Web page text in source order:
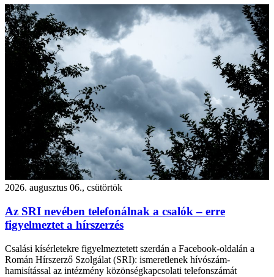
2026. augusztus 06., csütörtök
Az SRI nevében telefonálnak a csalók – erre
figyelmeztet a hírszerzés
Csalási kísérletekre figyelmeztetett szerdán a Facebook-oldalán a
Román Hírszerző Szolgálat (SRI): ismeretlenek hívószám-
hamisítással az intézmény közönségkapcsolati telefonszámát